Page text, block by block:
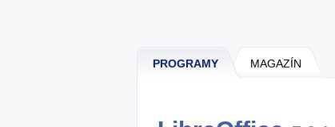
PROGRAMY MAGAZÍN